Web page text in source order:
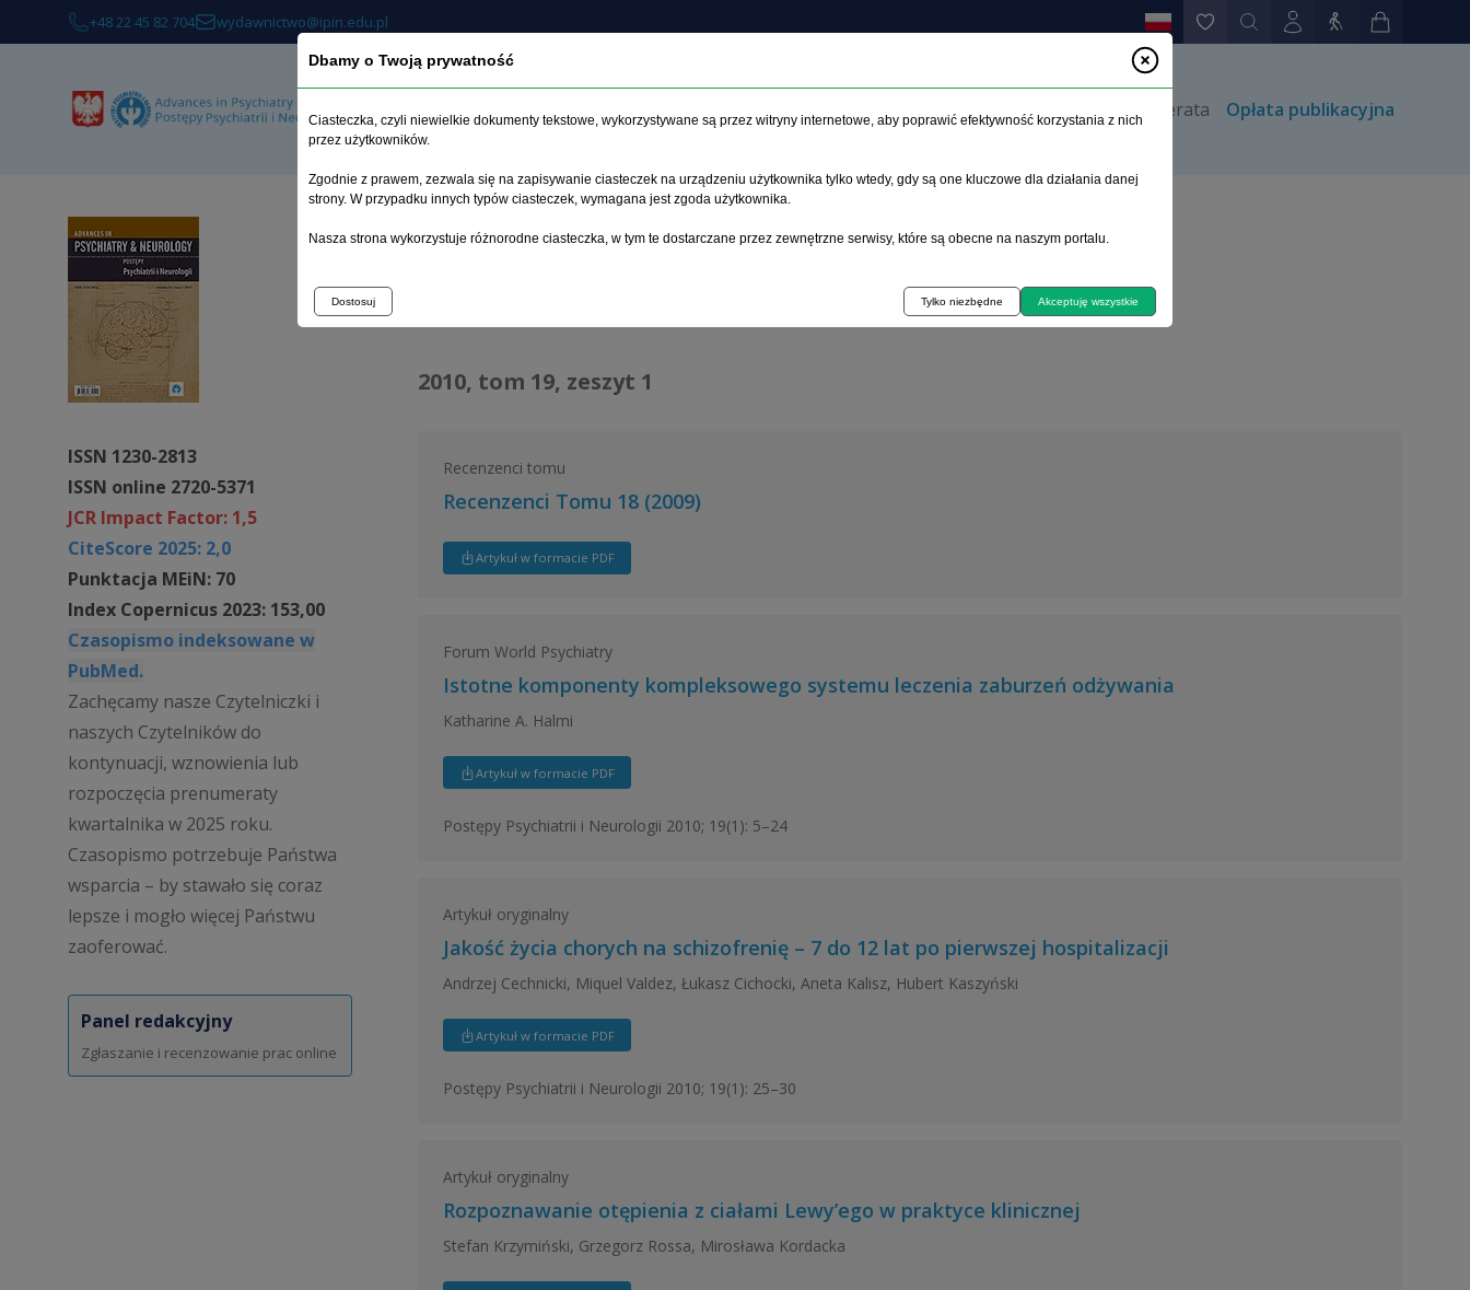
+48 22 45 82 704 wydawnictwo@ipin.edu.pl
O czasopiśmie Archiwum Etyka Instrukcja dla autorów Kontakt Prenumerata Opłata publikacyjna
ISSN 1230-2813
ISSN online 2720-5371
JCR Impact Factor: 1,5
CiteScore 2025: 2,0
Punktacja MEiN: 70
Index Copernicus 2023: 153,00
Czasopismo indeksowane w
PubMed.
Zachęcamy nasze Czytelniczki i
naszych Czytelników do
kontynuacji, wznowienia lub
rozpoczęcia prenumeraty
kwartalnika w 2025 roku.
Czasopismo potrzebuje Państwa
wsparcia – by stawało się coraz
lepsze i mogło więcej Państwu
zaoferować.
Panel redakcyjny
Zgłaszanie i recenzowanie prac online
Strona główna >Archiwum>zeszyt 1
2010, tom 19, zeszyt 1
Recenzenci tomu
Recenzenci Tomu 18 (2009)
Artykuł w formacie PDF
Forum World Psychiatry
Istotne komponenty kompleksowego systemu leczenia zaburzeń odżywania
Katharine A. Halmi
Artykuł w formacie PDF
Postępy Psychiatrii i Neurologii 2010; 19(1): 5–24
Artykuł oryginalny
Jakość życia chorych na schizofrenię – 7 do 12 lat po pierwszej hospitalizacji
Andrzej Cechnicki, Miquel Valdez, Łukasz Cichocki, Aneta Kalisz, Hubert Kaszyński
Artykuł w formacie PDF
Postępy Psychiatrii i Neurologii 2010; 19(1): 25–30
Artykuł oryginalny
Rozpoznawanie otępienia z ciałami Lewy’ego w praktyce klinicznej
Stefan Krzymiński, Grzegorz Rossa, Mirosława Kordacka
Dbamy o Twoją prywatność
Ciasteczka, czyli niewielkie dokumenty tekstowe, wykorzystywane są przez witryny internetowe, aby poprawić efektywność korzystania z nich
przez użytkowników.
Zgodnie z prawem, zezwala się na zapisywanie ciasteczek na urządzeniu użytkownika tylko wtedy, gdy są one kluczowe dla działania danej
strony. W przypadku innych typów ciasteczek, wymagana jest zgoda użytkownika.
Nasza strona wykorzystuje różnorodne ciasteczka, w tym te dostarczane przez zewnętrzne serwisy, które są obecne na naszym portalu.
Dostosuj Tylko niezbędne Akceptuję wszystkie